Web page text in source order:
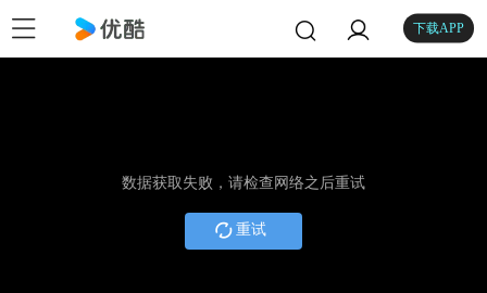
下载APP
数据获取失败，请检查网络之后重试
重试